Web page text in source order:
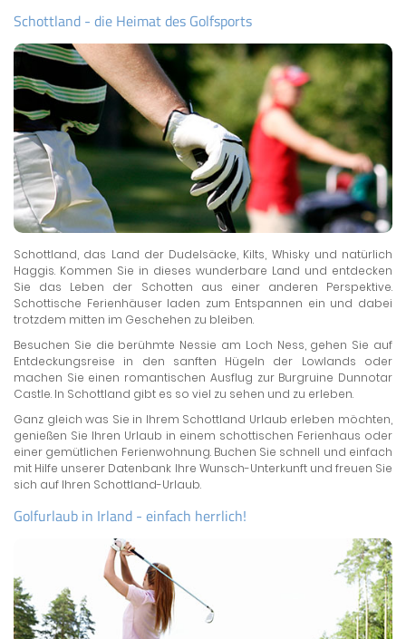
Schottland - die Heimat des Golfsports
Schottland, das Land der Dudelsäcke, Kilts, Whisky und natürlich
Haggis. Kommen Sie in dieses wunderbare Land und entdecken
Sie das Leben der Schotten aus einer anderen Perspektive.
Schottische Ferienhäuser laden zum Entspannen ein und dabei
trotzdem mitten im Geschehen zu bleiben.
Besuchen Sie die berühmte Nessie am Loch Ness, gehen Sie auf
Entdeckungsreise in den sanften Hügeln der Lowlands oder
machen Sie einen romantischen Ausflug zur Burgruine Dunnotar
Castle. In Schottland gibt es so viel zu sehen und zu erleben.
Ganz gleich was Sie in Ihrem Schottland Urlaub erleben möchten,
genießen Sie Ihren Urlaub in einem schottischen Ferienhaus oder
einer gemütlichen Ferienwohnung. Buchen Sie schnell und einfach
mit Hilfe unserer Datenbank Ihre Wunsch-Unterkunft und freuen Sie
sich auf Ihren Schottland-Urlaub.
Golfurlaub in Irland - einfach herrlich!